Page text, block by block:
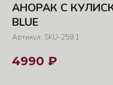
АНОРАК С
BLUE
Артикул: SKU-259.1
4990 ₽